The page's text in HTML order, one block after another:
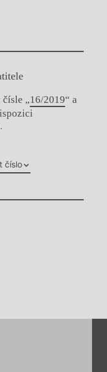
„16/2019“ a
číslo